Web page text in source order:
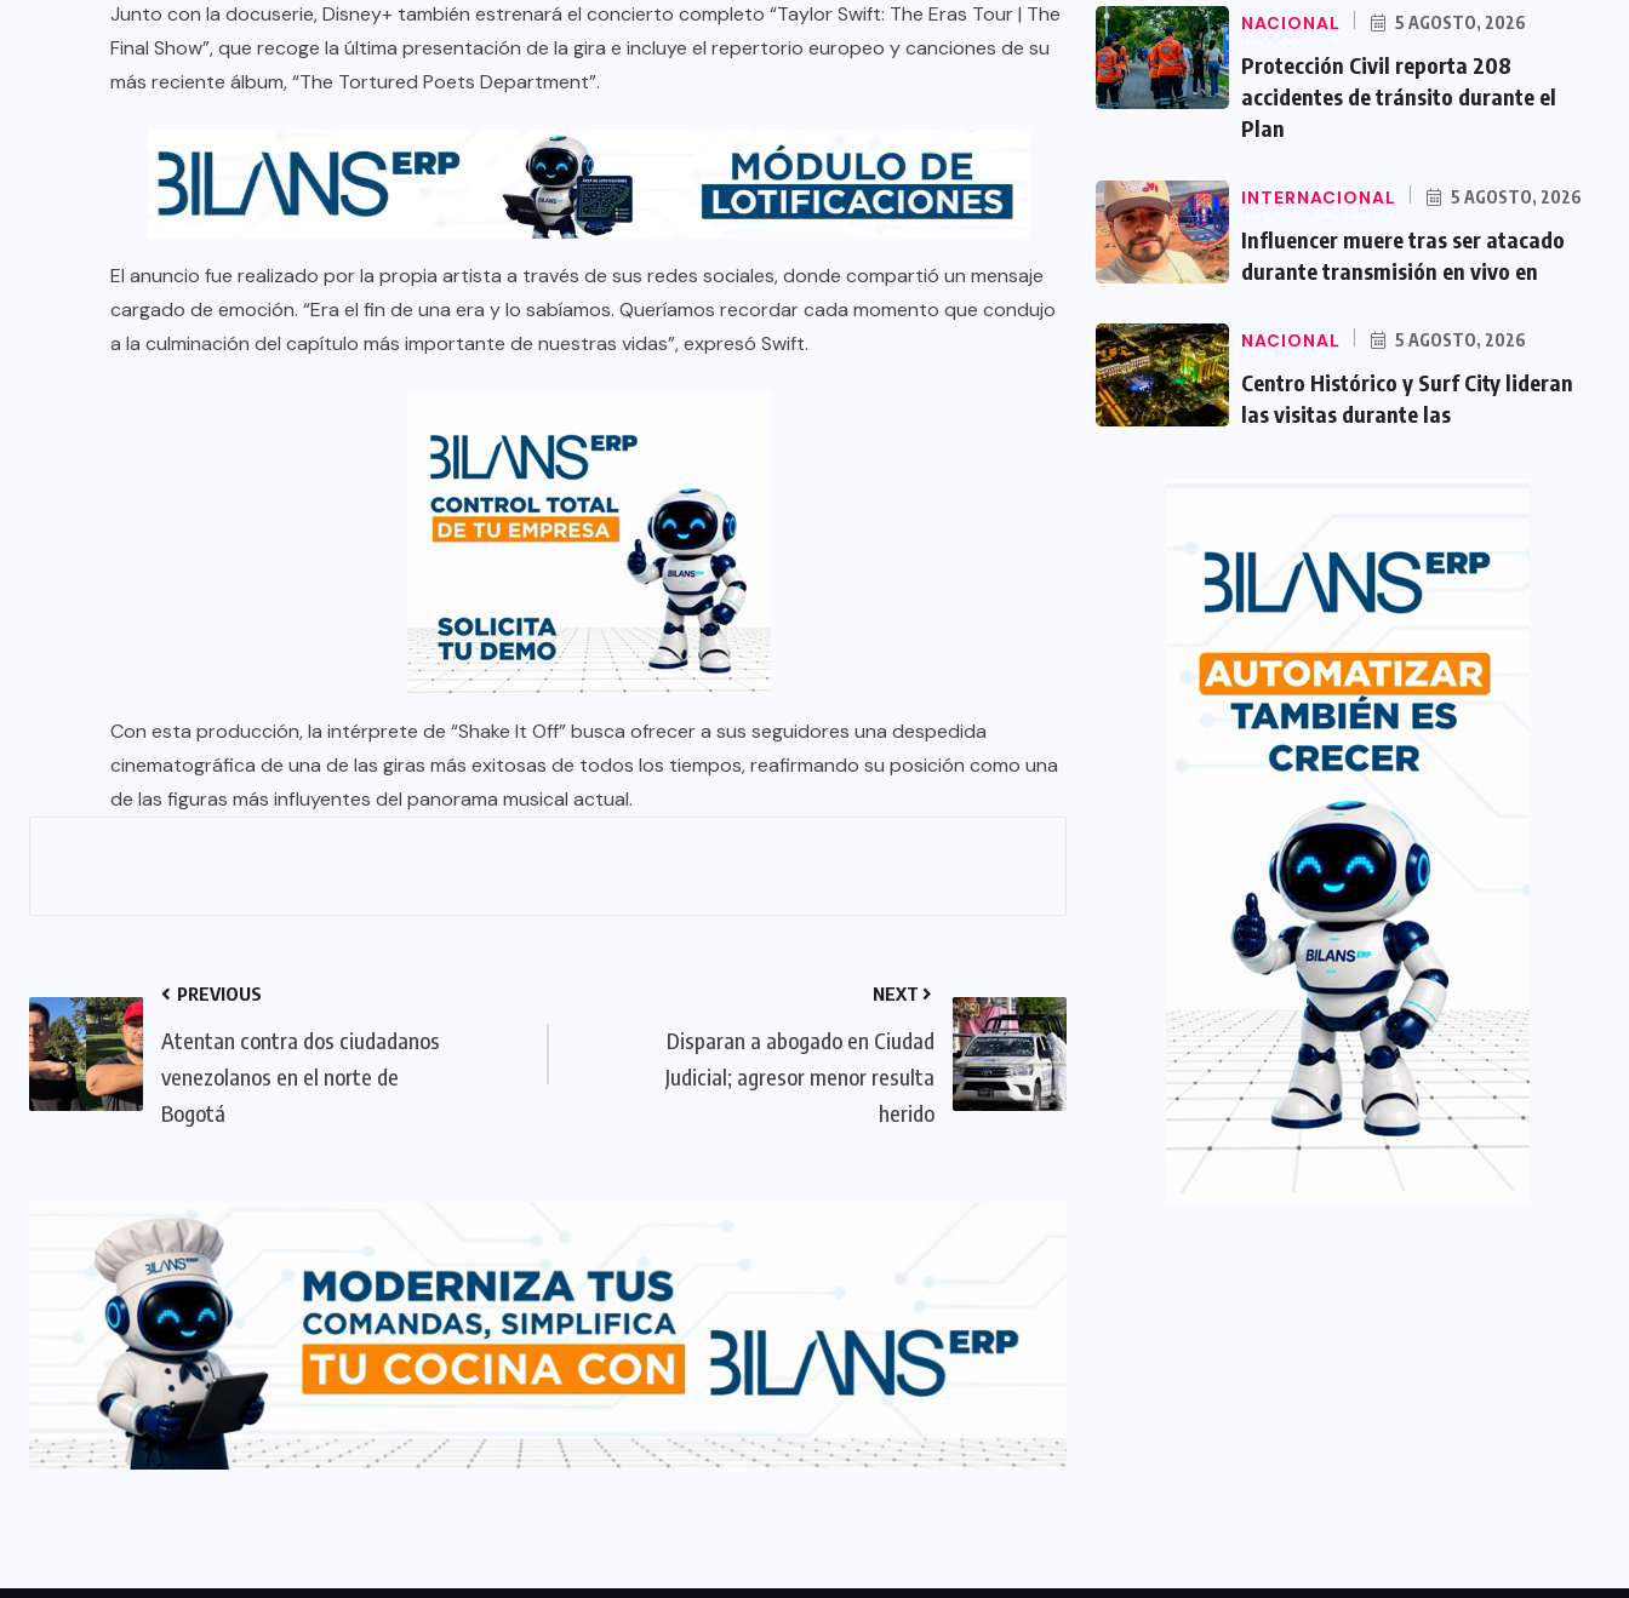
Junto con la docuserie, Disney+ también estrenará el concierto completo “Taylor Swift: The Eras Tour | The
Final Show”, que recoge la última presentación de la gira e incluye el repertorio europeo y canciones de su
más reciente álbum, “The Tortured Poets Department”.
El anuncio fue realizado por la propia artista a través de sus redes sociales, donde compartió un mensaje
cargado de emoción. “Era el fin de una era y lo sabíamos. Queríamos recordar cada momento que condujo
a la culminación del capítulo más importante de nuestras vidas”, expresó Swift.
Con esta producción, la intérprete de “Shake It Off” busca ofrecer a sus seguidores una despedida
cinematográfica de una de las giras más exitosas de todos los tiempos, reafirmando su posición como una
de las figuras más influyentes del panorama musical actual.
PREVIOUS
Atentan contra dos ciudadanos
venezolanos en el norte de
Bogotá
NEXT
Disparan a abogado en Ciudad
Judicial; agresor menor resulta
herido
NACIONAL 5 AGOSTO, 2026
Protección Civil reporta 208
accidentes de tránsito durante el
Plan
INTERNACIONAL 5 AGOSTO, 2026
Influencer muere tras ser atacado
durante transmisión en vivo en
NACIONAL 5 AGOSTO, 2026
Centro Histórico y Surf City lideran
las visitas durante las